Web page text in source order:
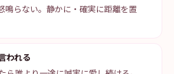
鳴らない。静かに・確実に距離を置
われる